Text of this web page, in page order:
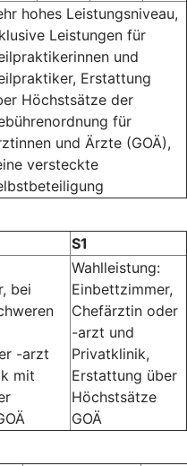
hohes Leistungsniveau,
Leistungen für
und
Erstattung
Höchstsätze der
für
und Ärzte (GOÄ),
versteckte
S1
bei
-arzt
mit
Wahlleistung:
Einbettzimmer,
Chefärztin oder
-arzt und
Privatklinik,
Erstattung über
Höchstsätze
GOÄ